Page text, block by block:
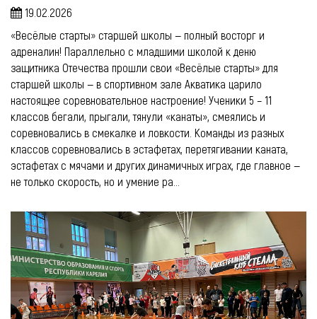
19.02.2026
«Весёлые старты» старшей школы — полный восторг и
адреналин! Параллельно с младшими школой к деню
защитника Отечества прошли свои «Весёлые старты» для
старшей школы — в спортивном зале Акватика царило
настоящее соревновательное настроение! Ученики 5 – 11
классов бегали, прыгали, тянули «канаты», смеялись и
соревновались в смекалке и ловкости. Команды из разных
классов соревновались в эстафетах, перетягивании каната,
эстафетах с мячами и других динамичных играх, где главное —
не только скорость, но и умение ра...